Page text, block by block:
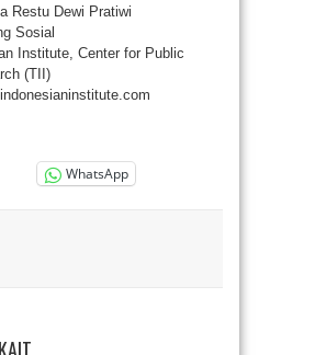
Restu Dewi Pratiwi
Sosial
Institute, Center for Public
(TII)
WhatsApp